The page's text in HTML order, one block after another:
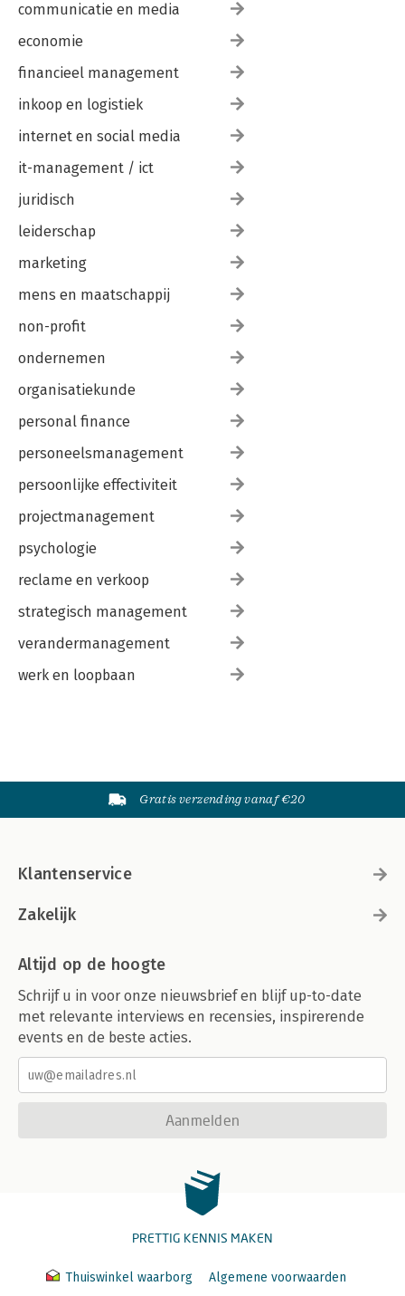
communicatie en media
economie
financieel management
inkoop en logistiek
internet en social media
it-management / ict
juridisch
leiderschap
marketing
mens en maatschappij
non-profit
ondernemen
organisatiekunde
personal finance
personeelsmanagement
persoonlijke effectiviteit
projectmanagement
psychologie
reclame en verkoop
strategisch management
verandermanagement
werk en loopbaan
Gratis verzending vanaf €20
Klantenservice
Zakelijk
Altijd op de hoogte
Schrijf u in voor onze nieuwsbrief en blijf up-to-date
met relevante interviews en recensies, inspirerende
events en de beste acties.
Aanmelden
PRETTIG KENNIS MAKEN
Thuiswinkel waarborg
Algemene voorwaarden